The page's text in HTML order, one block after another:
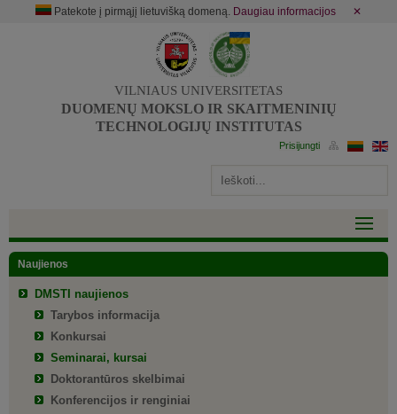
Patekote į pirmąjį lietuvišką domeną. Daugiau informacijos ✕
VILNIAUS UNIVERSITETAS
DUOMENŲ MOKSLO IR SKAITMENINIŲ
TECHNOLOGIJŲ INSTITUTAS
Naujienos
DMSTI naujienos
Tarybos informacija
Konkursai
Seminarai, kursai
Doktorantūros skelbimai
Konferencijos ir renginiai